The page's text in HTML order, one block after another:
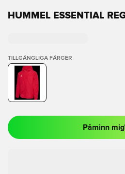
HUMMEL ESSENTIAL
TILLGÄNGLIGA FÄRGER
Påminn mig